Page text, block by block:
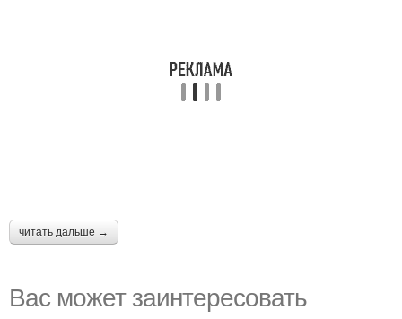
читать дальше →
Вас может заинтересовать